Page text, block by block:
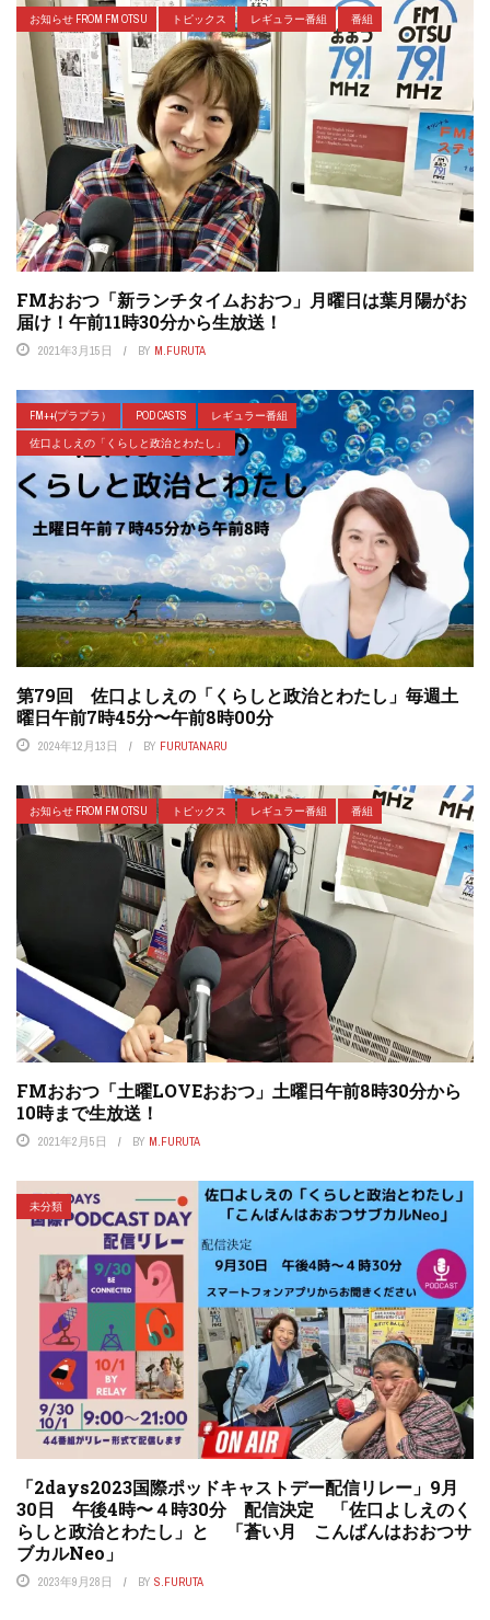
お知らせ FROM FM OTSU トピックス レギュラー番組 番組
FMおおつ「新ランチタイムおおつ」月曜日は葉月陽がお
届け！午前11時30分から生放送！
2021年3月15日 BY M.FURUTA
FM++(プラプラ） POD CASTS
レギュラー番組
佐口よしえの「くらしと政治とわたし」
第79回 佐口よしえの「くらしと政治とわたし」毎週土
曜日午前7時45分〜午前8時00分
2024年12月13日 BY FURUTANARU
お知らせ FROM FM OTSU トピックス レギュラー番組 番組
FMおおつ「土曜LOVEおおつ」土曜日午前8時30分から
10時まで生放送！
2021年2月5日 BY M.FURUTA
未分類
「2days2023国際ポッドキャストデー配信リレー」9月
30日 午後4時〜４時30分 配信決定 「佐口よしえのく
らしと政治とわたし」と 「蒼い月 こんばんはおおつサ
ブカルNeo」
2023年9月28日 BY S.FURUTA